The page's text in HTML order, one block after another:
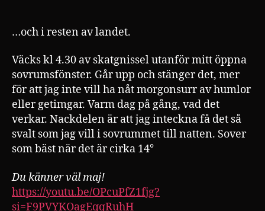
…och i resten av landet.
Väcks kl 4.30 av skatgnissel utanför mitt öppna
sovrumsfönster. Går upp och stänger det, mer
för att jag inte vill ha nåt morgonsurr av humlor
eller getimgar. Varm dag på gång, vad det
verkar. Nackdelen är att jag inteckna få det så
svalt som jag vill i sovrummet till natten. Sover
som bäst när det är cirka 14°
Du känner väl maj!
https://youtu.be/OPcuPfZ1fjg?
si=F9PVYKOagEqqRuhH